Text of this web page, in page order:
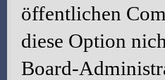
öffentlichen
diese Option
Board-